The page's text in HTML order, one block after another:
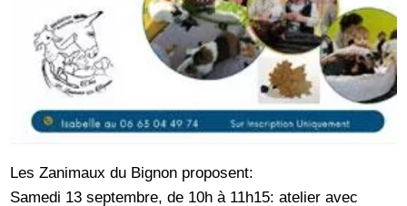
Les Zanimaux du Bignon proposent:
Samedi 13 septembre, de 10h à 11h15: atelier avec